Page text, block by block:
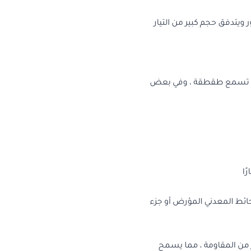
حجم كبير من التيار
وقد تسمع طقطقة ، وفي بعض
المعدني المؤرض أو جزء
من المقاومة ، مما يسمح